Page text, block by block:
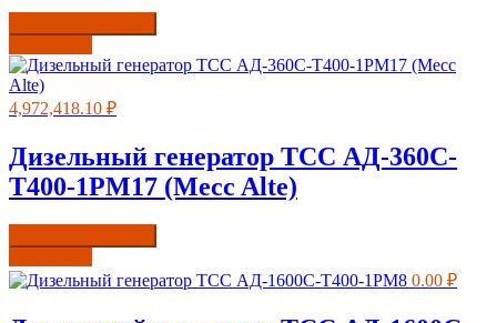
4,972,418.10 ₽
Дизельный генератор ТСС АД-360С-
Т400-1РМ17 (Mecc Alte)
0.00 ₽